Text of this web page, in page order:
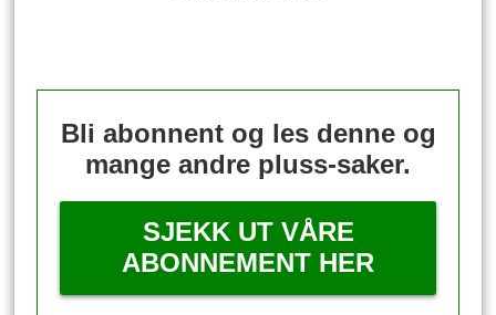
Bli abonnent og les denne og
mange andre pluss-saker.
SJEKK UT VÅRE
ABONNEMENT HER